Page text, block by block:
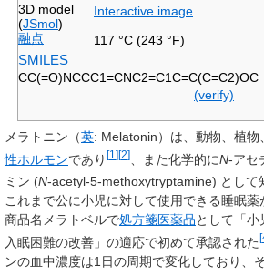
3D model
(JSmol)
Interactive image
融点
117 °C (243 °F)
SMILES
CC(=O)NCCC1=CNC2=C1C=C(C=C2)OC
(verify)
メラトニン （英: Melatonin）は、動物、植
性ホルモンであり [1 ][2] 、また化学的にN-アセ
ミン (N-acetyl-5-methoxytryptamine) として
これまで公に小児に対して使用できる睡眠
商品名 メラトベルで処方箋医薬品として「小
入眠困難の改善」の適応で初めて承認された[
ンの血中濃度は1日の周期で変化しており、